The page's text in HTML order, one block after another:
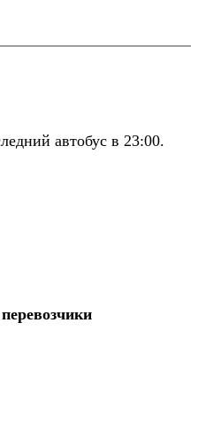
автобус в 23:00.